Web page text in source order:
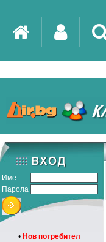
Име
Парола
• Нов потребител